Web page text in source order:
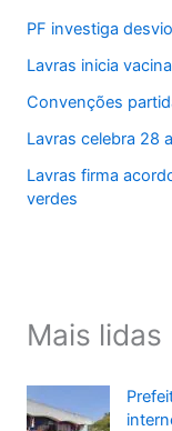
PF investiga
Lavras inicia
Convenções
Lavras celebra 28
Lavras firma
verdes
Mais lidas